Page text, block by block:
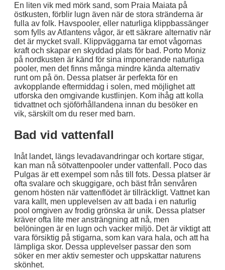
En liten vik med mörk sand, som Praia Maiata på
östkusten, förblir lugn även när de stora stränderna är
fulla av folk. Havspooler, eller naturliga klippbassänger
som fylls av Atlantens vågor, är ett säkrare alternativ när
det är mycket svall. Klippväggarna tar emot vågornas
kraft och skapar en skyddad plats för bad. Porto Moniz
på nordkusten är känd för sina imponerande naturliga
pooler, men det finns många mindre kända alternativ
runt om på ön. Dessa platser är perfekta för en
avkopplande eftermiddag i solen, med möjlighet att
utforska den omgivande kustlinjen. Kom ihåg att kolla
tidvattnet och sjöförhållandena innan du besöker en
vik, särskilt om du reser med barn.
Bad vid vattenfall
Inåt landet, längs levadavandringar och kortare stigar,
kan man nå sötvattenpooler under vattenfall. Poco das
Pulgas är ett exempel som nås till fots. Dessa platser är
ofta svalare och skuggigare, och bäst från senvåren
genom hösten när vattenflödet är tillräckligt. Vattnet kan
vara kallt, men upplevelsen av att bada i en naturlig
pool omgiven av frodig grönska är unik. Dessa platser
kräver ofta lite mer ansträngning att nå, men
belöningen är en lugn och vacker miljö. Det är viktigt att
vara försiktig på stigarna, som kan vara hala, och att ha
lämpliga skor. Dessa upplevelser passar den som
söker en mer aktiv semester och uppskattar naturens
skönhet.